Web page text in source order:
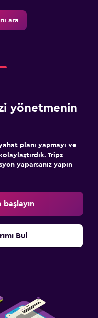
ara
yönetmenin
planı yapmayı ve
Trips
yaparsanız yapın
başlayın
Bul